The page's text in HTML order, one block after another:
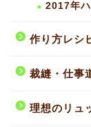
2017年
作り方レシ
裁縫・仕事
理想のリュ